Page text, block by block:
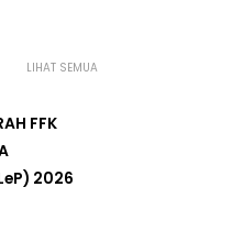
LIHAT SEMUA
FFK
2026